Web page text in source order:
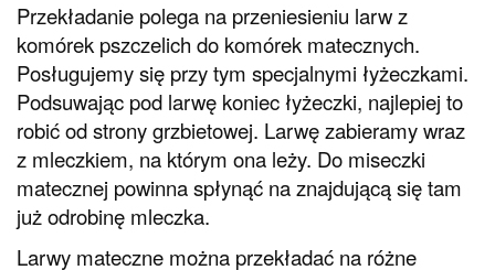
Przekładanie polega na przeniesieniu larw z
komórek pszczelich do komórek matecznych.
Posługujemy się przy tym specjalnymi łyżeczkami.
Podsuwając pod larwę koniec łyżeczki, najlepiej to
robić od strony grzbietowej. Larwę zabieramy wraz
z mleczkiem, na którym ona leży. Do miseczki
matecznej powinna spłynąć na znajdującą się tam
już odrobinę mleczka.
Larwy mateczne można przekładać na różne